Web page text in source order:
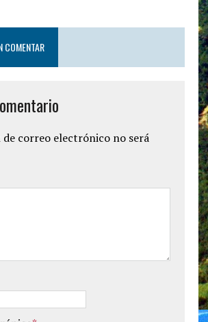
COMENTAR
correo electrónico no será